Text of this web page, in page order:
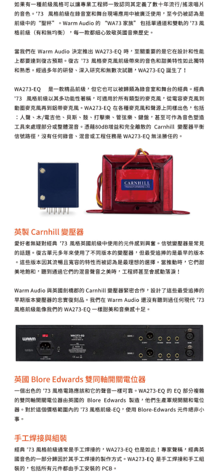
「AFTEE先享後付」，若未經同意申辦者引起之損失，本公司不負相關責
任。
４．使用「AFTEE先享後付」時，將依據個別帳號之用戶狀況，依本公司即
時審查核予不同之上限額度；若仍有額度不足之情形，本公司將視審查結果
請求用戶進行身份認證。
恩沛科技股份有限公司將有權停止該用戶之使用額度並採取法律行動。